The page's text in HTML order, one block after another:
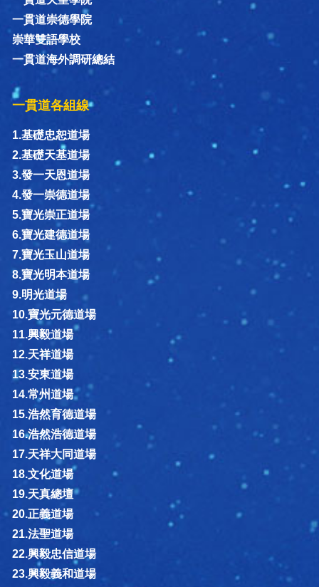
一貫道崇德學院
崇華雙語學校
一貫道海外調研總結
一貫道各組線
1.基礎忠恕道場
2.基礎天基道場
3.發一天恩道場
4.發一崇德道場
5.寶光崇正道場
6.寶光建德道場
7.寶光玉山道場
8.寶光明本道場
9.明光道場
10.寶光元德道場
11.興毅道場
12.天祥道場
13.安東道場
14.常州道場
15.浩然育德道場
16.浩然浩德道場
17.天祥大同道場
18.文化道場
19.天真總壇
20.正義道場
21.法聖道場
22.興毅忠信道場
23.興毅義和道場